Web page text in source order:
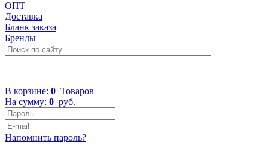
ОПТ
Доставка
Бланк заказа
Бренды
В корзине: 0 Товаров
На сумму: 0 руб.
Напомнить пароль?